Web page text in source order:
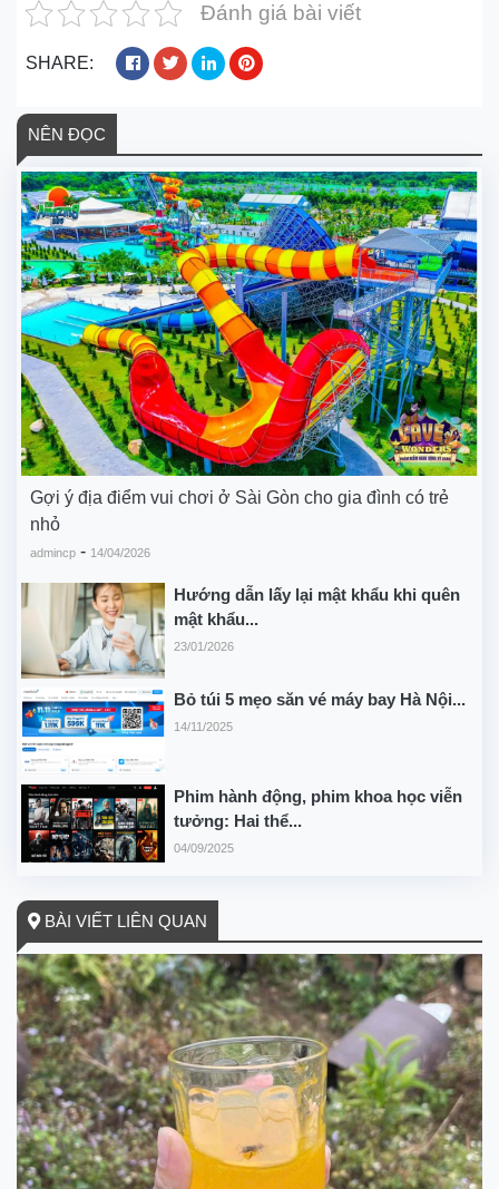
Đánh giá bài viết
SHARE:
NÊN ĐỌC
Gợi ý địa điểm vui chơi ở Sài Gòn cho gia đình có trẻ
nhỏ
admincp - 14/04/2026
Hướng dẫn lấy lại mật khẩu khi quên
mật khẩu...
23/01/2026
Bỏ túi 5 mẹo săn vé máy bay Hà Nội...
14/11/2025
Phim hành động, phim khoa học viễn
tưởng: Hai thể...
04/09/2025
BÀI VIẾT LIÊN QUAN